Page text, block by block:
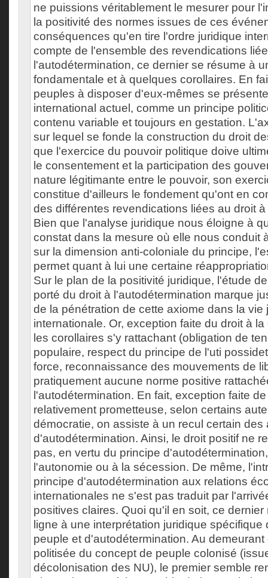
ne puissions véritablement le mesurer pour
la positivité des normes issues de ces
conséquences qu'en tire l'ordre juridique
compte de l'ensemble des revendications
l'autodétermination, ce dernier se résume à
fondamentale et à quelques corollaires. En
peuples à disposer d'eux-mêmes se
international actuel, comme un principe
contenu variable et toujours en gestation.
sur lequel se fonde la construction du droit
que l'exercice du pouvoir politique doive
le consentement et la participation des
nature légitimante entre le pouvoir, son
constitue d'ailleurs le fondement qu'ont en
des différentes revendications liées au droit
Bien que l'analyse juridique nous éloigne à
constat dans la mesure où elle nous conduit
sur la dimension anti-coloniale du principe,
permet quant à lui une certaine
Sur le plan de la positivité juridique, l'étude
porté du droit à l'autodétermination marque
de la pénétration de cette axiome dans la vie
internationale. Or, exception faite du droit à
les corollaires s'y rattachant (obligation de
populaire, respect du principe de l'uti
force, reconnaissance des mouvements de
pratiquement aucune norme positive
l'autodétermination. En fait, exception faite
relativement prometteuse, selon certains
démocratie, on assiste à un recul certain des
d'autodétermination. Ainsi, le droit positif ne
pas, en vertu du principe
l'autonomie ou à la sécession. De même,
principe d'autodétermination aux relations
internationales ne s'est pas traduit par
positives claires. Quoi qu'il en soit, ce
ligne à une interprétation juridique
peuple et d'autodétermination. Au
politisée du concept de peuple colonisé
décolonisation des NU), le premier semble